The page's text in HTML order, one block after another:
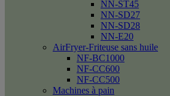
NN-ST45
NN-SD27
NN-SD28
NN-E20
AirFryer-Friteuse sans huile
NF-BC1000
NF-CC600
NF-CC500
Machines à pain